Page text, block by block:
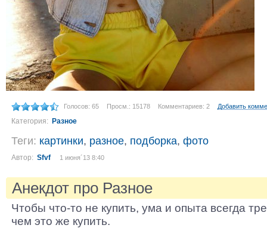
Голосов: 65 Просм.: 15178 Комментариев: 2 Добавить
Категория: Разное
Теги: картинки, разное, подборка, фото
Автор: Sfvf 1 июня´13 8:40
Анекдот про Разное
Чтобы что-то не купить, ума и опыта всегда
чем это же купить.